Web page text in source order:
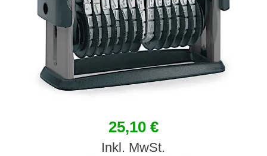
25,10 €
Inkl. MwSt.